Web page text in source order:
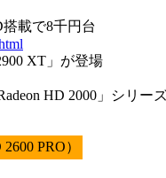
搭載で8千円台
XT」が登場
HD 2000」シリーズ
PRO）